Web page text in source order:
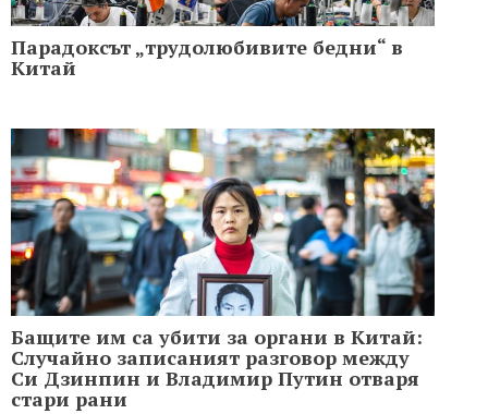
Парадоксът „трудолюбивите бедни“ в
Китай
Бащите им са убити за органи в Китай:
Случайно записаният разговор между
Си Дзинпин и Владимир Путин отваря
стари рани